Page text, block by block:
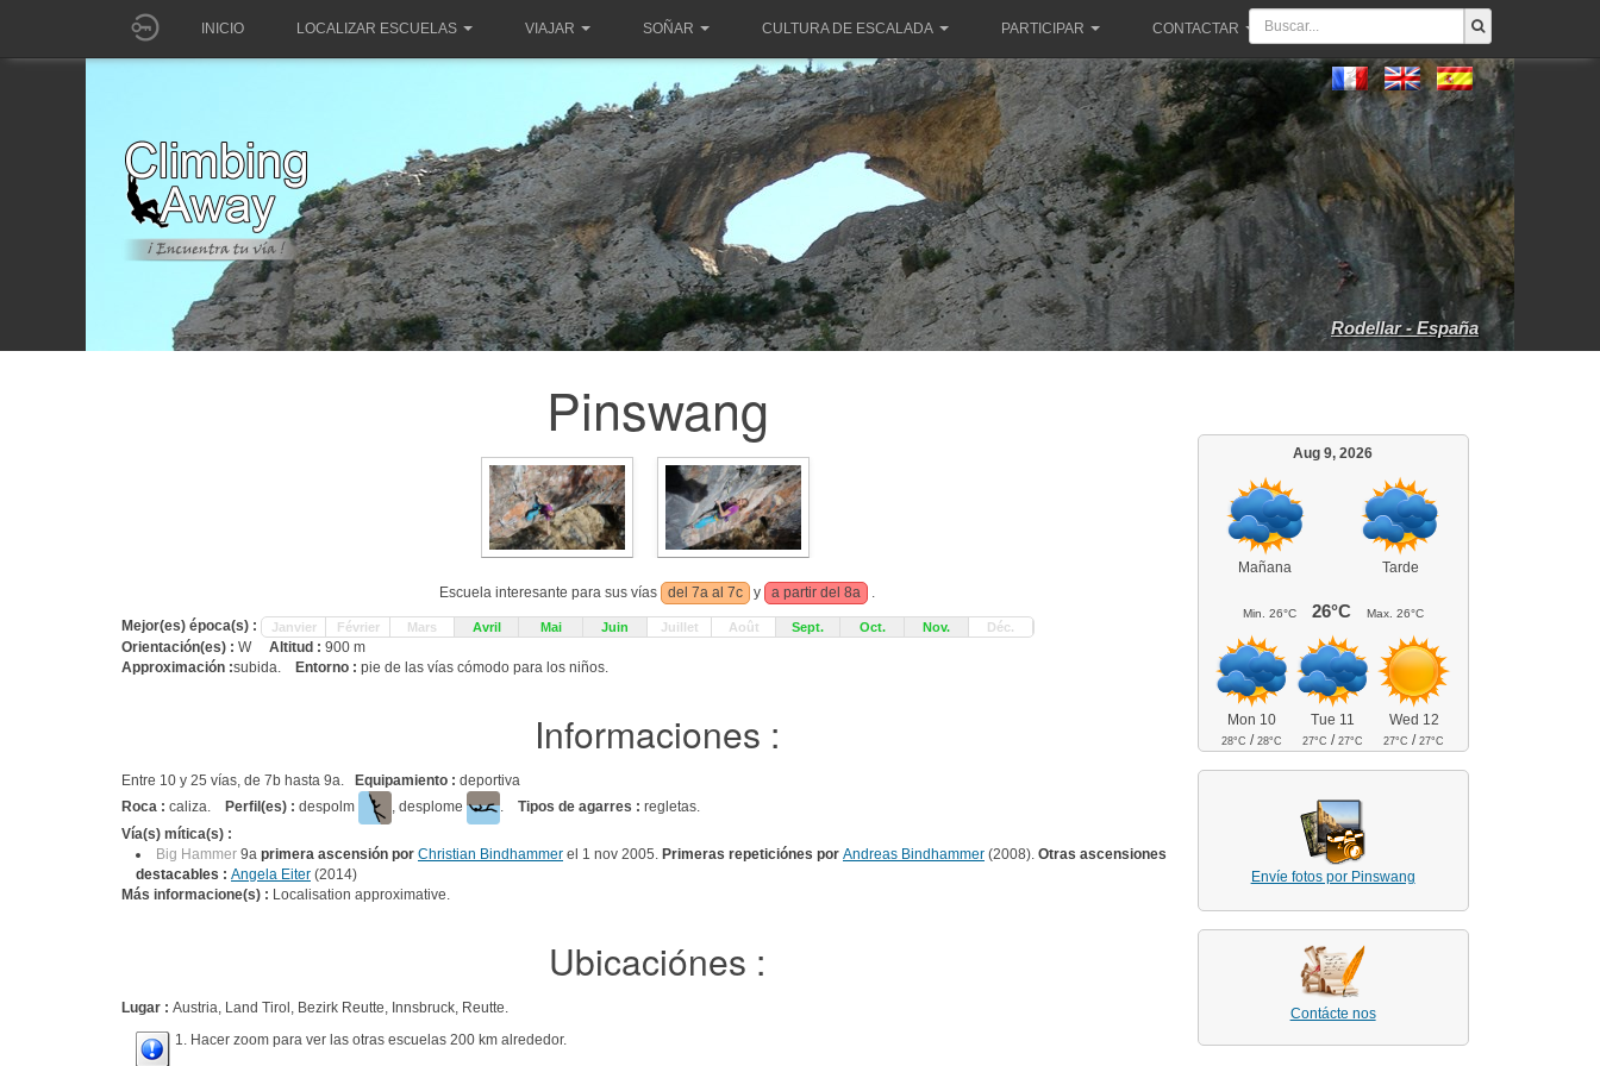
INICIO LOCALIZAR ESCUELAS VIAJAR SOÑAR CULTURA DE ESCALADA PARTICIPAR CONTACTAR
Rodellar - España
Pinswang
Escuela interesante para sus vías del 7a al 7c y a partir del 8a .
Mejor(es) época(s) : Janvier Février Mars Avril Mai Juin Juillet Août Sept. Oct. Nov. Déc.
Orientación(es) : W Altitud : 900 m
Approximación :subida. Entorno : pie de las vías cómodo para los niños.
Informaciones :
Entre 10 y 25 vías, de 7b hasta 9a. Equipamiento : deportiva
Roca : caliza. Perfil(es) : despolm , desplome . Tipos de agarres : regletas.
Vía(s) mítica(s) :
Big Hammer 9a primera ascensión por Christian Bindhammer el 1 nov 2005. Primeras repeticiónes por Andreas Bindhammer (2008). Otras ascensiones
destacables : Angela Eiter (2014)
Más informacione(s) : Localisation approximative.
Ubicaciónes :
Lugar : Austria, Land Tirol, Bezirk Reutte, Innsbruck, Reutte.
1. Hacer zoom para ver las otras escuelas 200 km alrededor.
Aug 9, 2026
Mañana Tarde
Min. 26°C 26°C Max. 26°C
Mon 10
28°C /28°C
Tue 11
27°C /27°C
Wed 12
27°C /27°C
Envíe fotos por Pinswang
Contácte nos